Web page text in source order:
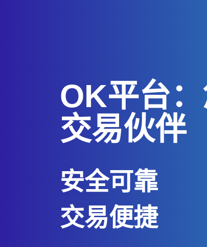
OK平台
交易伙伴
安全可靠
交易便捷